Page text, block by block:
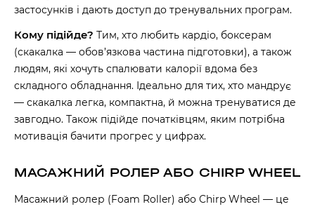
застосунків і дають доступ до тренувальних програм.
Кому підійде? Тим, хто любить кардіо, боксерам
(скакалка — обов’язкова частина підготовки), а також
людям, які хочуть спалювати калорії вдома без
складного обладнання. Ідеально для тих, хто мандрує
— скакалка легка, компактна, й можна тренуватися де
завгодно. Також підійде початківцям, яким потрібна
мотивація бачити прогрес у цифрах.
МАСАЖНИЙ РОЛЕР АБО CHIRP WHEEL
Масажний ролер (Foam Roller) або Chirp Wheel — це